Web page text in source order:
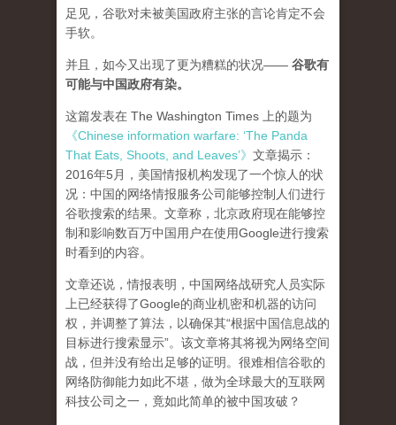
足见，谷歌对未被美国政府主张的言论肯定不会
手软。
并且，如今又出现了更为糟糕的状况—— 谷歌有
可能与中国政府有染。
这篇发表在 The Washington Times 上的题为
《Chinese information warfare: ‘The Panda
That Eats, Shoots, and Leaves’》 文章揭示：
2016年5月，美国情报机构发现了一个惊人的状
况：中国的网络情报服务公司能够控制人们进行
谷歌搜索的结果。文章称，北京政府现在能够控
制和影响数百万中国用户在使用Google进行搜索
时看到的内容。
文章还说，情报表明，中国网络战研究人员实际
上已经获得了Google的商业机密和机器的访问
权，并调整了算法，以确保其“根据中国信息战的
目标进行搜索显示”。该文章将其将视为网络空间
战，但并没有给出足够的证明。很难相信谷歌的
网络防御能力如此不堪，做为全球最大的互联网
科技公司之一，竟如此简单的被中国攻破？